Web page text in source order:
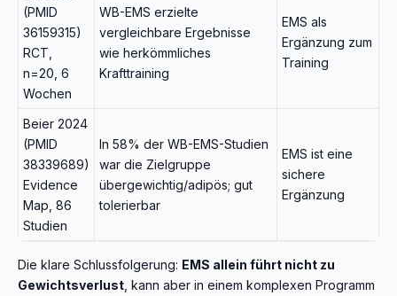
(PMID
36159315)
RCT,
n=20, 6
Wochen
WB-EMS erzielte
vergleichbare Ergebnisse
wie herkömmliches
Krafttraining
EMS als
Ergänzung zum
Training
Beier 2024
(PMID
38339689)
Evidence
Map, 86
Studien
In 58% der WB-EMS-Studien
war die Zielgruppe
übergewichtig/adipös; gut
tolerierbar
EMS ist eine
sichere
Ergänzung
Die klare Schlussfolgerung: EMS allein führt nicht zu
Gewichtsverlust , kann aber in einem komplexen Programm